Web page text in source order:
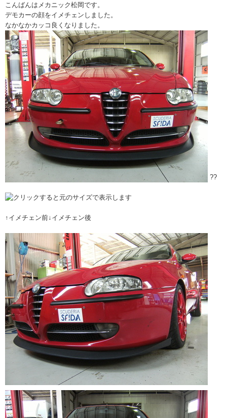
こんばんはメカニック松岡です。
デモカーの顔をイメチェンしました。
なかなかカッコ良くなりました。
??
↑イメチェン前↓イメチェン後